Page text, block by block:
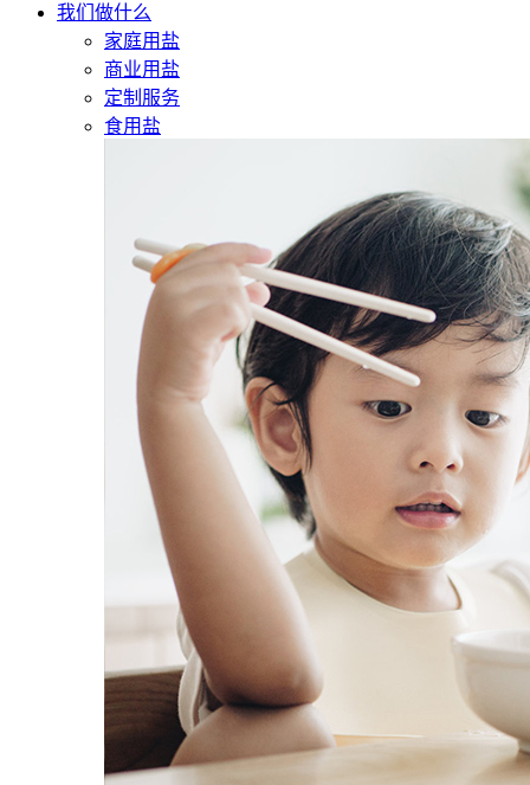
我们做什么
家庭用盐
商业用盐
定制服务
食用盐